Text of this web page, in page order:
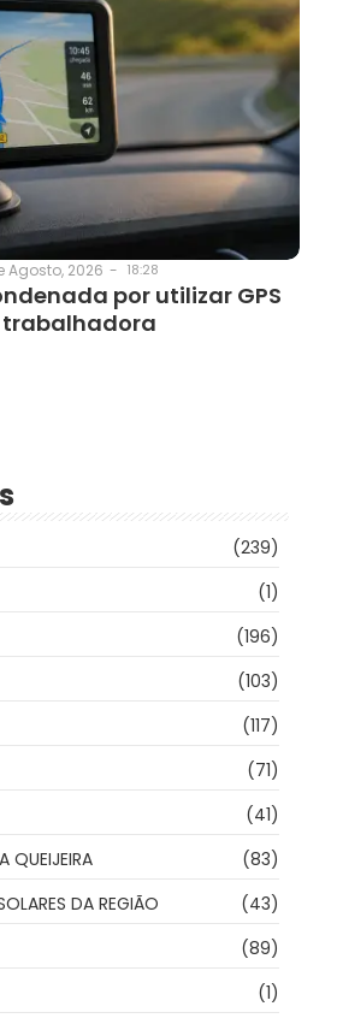
Agosto, 2026 - 18:28
por utilizar GPS
(239)
(1)
(196)
(103)
(117)
(71)
(41)
QUEIJEIRA
(83)
DA REGIÃO
(43)
(89)
(1)